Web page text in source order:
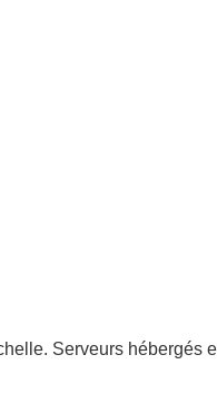
Serveurs